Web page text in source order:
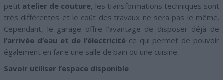
petit atelier de couture, les transformations techniques sont
très différentes et le coût des travaux ne sera pas le même.
Cependant, le garage offre l’avantage de disposer déjà de
l’arrivée d’eau et de l’électricité ce qui permet de pouvoir
également en faire une salle de bain ou une cuisine.
Savoir utiliser l’espace disponible